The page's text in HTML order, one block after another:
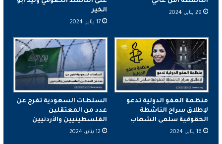
29 يناير، 2024
الخير
17 يناير، 2024
منظمة العفو الدولية تدعو
لإطلاق سراح الناشطة
الحقوقية سلمى الشهاب
16 يناير، 2024
السلطات السعودية تفرج عن
عدد من المعتقلين
الفلسطينيين والأردنيين
12 يناير، 2024